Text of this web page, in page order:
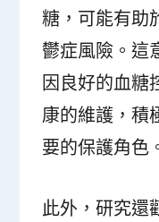
糖，可能有助
鬱症風險。這
因良好的血糖
康的維護，積
要的保護角色
此外，研究還